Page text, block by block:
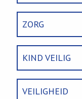
ZORG
KIND VEILIG
VEILIGHEID